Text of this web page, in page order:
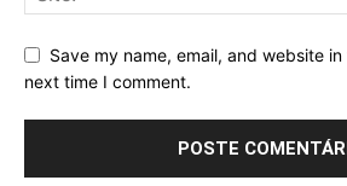
Save my name, email, and website
next time I comment.